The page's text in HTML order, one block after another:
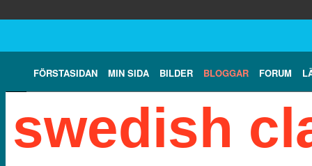
FÖRSTASIDAN MIN SIDA BILDER BLOGGAR FORUM
swedish